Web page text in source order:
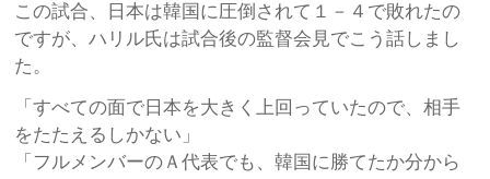
この試合、日本は韓国に圧倒されて１－４で敗れたの
ですが、ハリル氏は試合後の監督会見でこう話しまし
た。
「すべての面で日本を大きく上回っていたので、相手
をたたえるしかない」
「フルメンバーのＡ代表でも、韓国に勝てたか分から